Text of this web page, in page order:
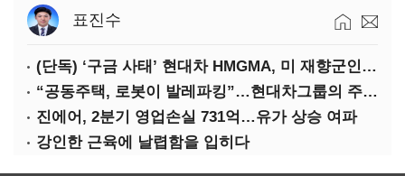
표진수
(단독) ‘구금 사태’ 현대차 HMGMA, 미 재향군인 채용 확대로 분위기 반전
“공동주택, 로봇이 발레파킹”…현대차그룹의 주차 실험
진에어, 2분기 영업손실 731억…유가 상승 여파
강인한 근육에 날렵함을 입히다